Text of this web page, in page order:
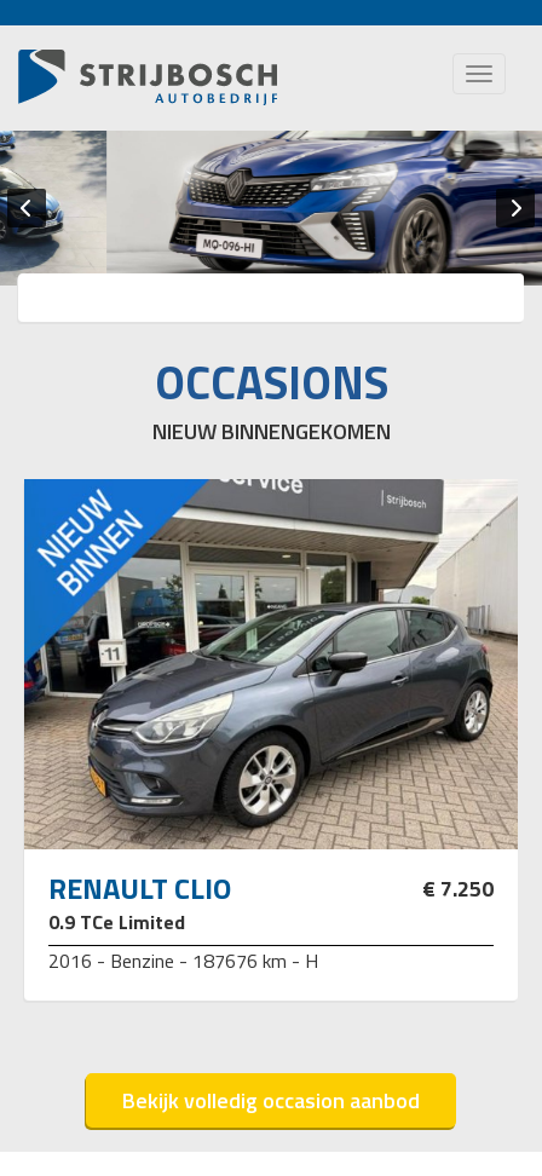
Toggle
OCCASIONS
NIEUW BINNENGEKOMEN
RENAULT CLIO € 7.250
0.9 TCe Limited
2016 - Benzine - 187676 km - H
Bekijk volledig occasion aanbod